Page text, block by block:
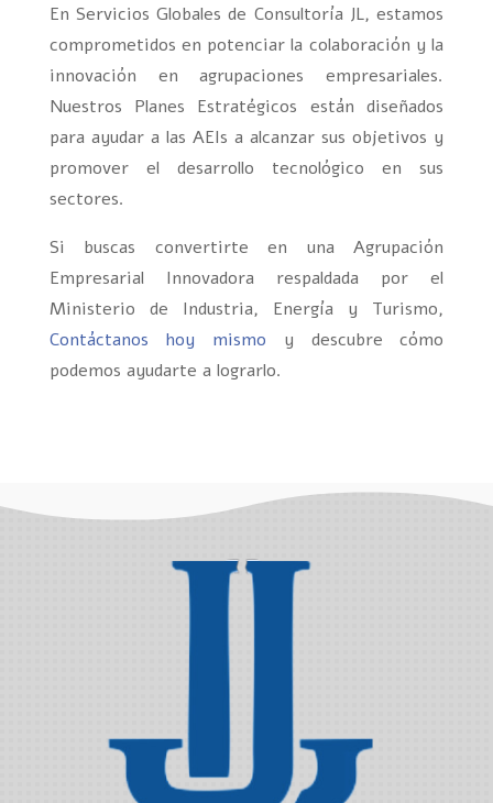
En Servicios Globales de Consultoría JL, estamos
comprometidos en potenciar la colaboración y la
innovación en agrupaciones empresariales.
Nuestros Planes Estratégicos están diseñados
para ayudar a las AEIs a alcanzar sus objetivos y
promover el desarrollo tecnológico en sus
sectores.
Si buscas convertirte en una Agrupación
Empresarial Innovadora respaldada por el
Ministerio de Industria, Energía y Turismo,
Contáctanos hoy mismo y descubre cómo
podemos ayudarte a lograrlo.